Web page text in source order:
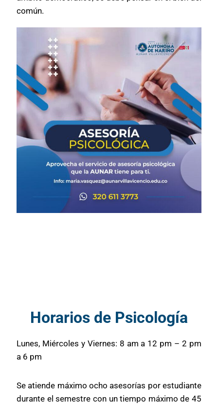
común.
Horarios de Psicología
Lunes, Miércoles y Viernes: 8 am a 12 pm – 2 pm
a 6 pm
Se atiende máximo ocho asesorías por estudiante
durante el semestre con un tiempo máximo de 45